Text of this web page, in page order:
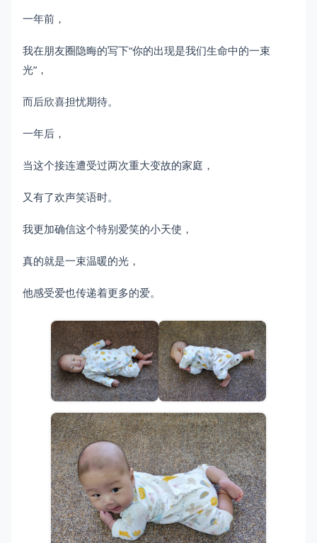
一年前，
我在朋友圈隐晦的写下“你的出现是我们生命中的一束
光”，
而后欣喜担忧期待。
一年后，
当这个接连遭受过两次重大变故的家庭，
又有了欢声笑语时。
我更加确信这个特别爱笑的小天使，
真的就是一束温暖的光，
他感受爱也传递着更多的爱。